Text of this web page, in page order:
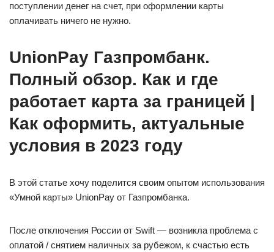
поступлении денег на счет, при оформлении карты
оплачивать ничего не нужно.
UnionPay Газпромбанк.
Полный обзор. Как и где
работает карта за границей |
Как оформить, актуальные
условия в 2023 году
В этой статье хочу поделится своим опытом использования
«Умной карты» UnionPay от Газпромбанка.
После отключения России от Swift — возникла проблема с
оплатой / снятием наличных за рубежом, к счастью есть